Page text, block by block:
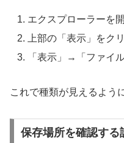
エクスプローラーを開
上部の「表示」をク
「表示」→「ファイ
これで種類が見えるよう
保存場所を確認する